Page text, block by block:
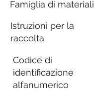
Famiglia di materiali
Istruzioni per la
raccolta
Codice di
identificazione
alfanumerico